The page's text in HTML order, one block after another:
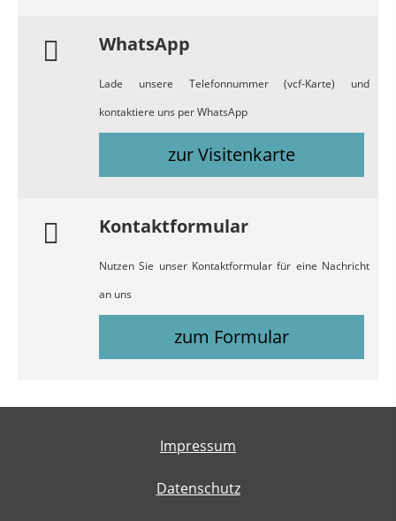
WhatsApp
Lade unsere Telefonnummer (vcf-Karte) und
kontaktiere uns per WhatsApp
zur Visitenkarte
Kontaktformular
Nutzen Sie unser Kontaktformular für eine Nachricht
an uns
zum Formular
Impressum
Datenschutz